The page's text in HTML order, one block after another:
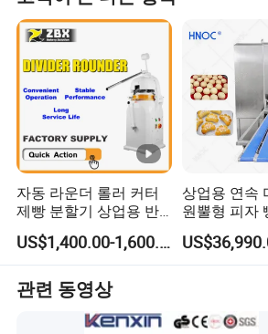
오븐, 디젤 빵 오븐 등 모든 형태의 음식
나선형 반죽기, 행성용 믹서기, 프로퍼,
용 기계, 토스트 머더, 프렌치 바게트 머
머신, 도우 시터, 토스트 슬리거, 햄버거
러, 베이킹 랙, 트레이 등. 또한 고객의
기계를 생산하기도 합니다.
Haidier는 품질 관리에 최선을 다하며
본 관리, 전문적인 정신 및 원칙에 대한
을 모두 만족합니다. 2004년, Haidier는
CE 인증을 받았습니다. 하이디에는 이
매망을 설치하고 전 세계 많은 국가에
에 우리는 고객으로부터 좋은 신용과
니다. 전문 지식과 비즈니스 지식을 활
인 제품과 더 나은 서비스 및 지원을 제
자동 라운더 롤러 커터
제빵 분할기 상업용 반
죽 제조 기계
US$1,400.00-1,600.00
상업용 연속
원뿔형 피자
나누기 및 둥
계
관련 동영상